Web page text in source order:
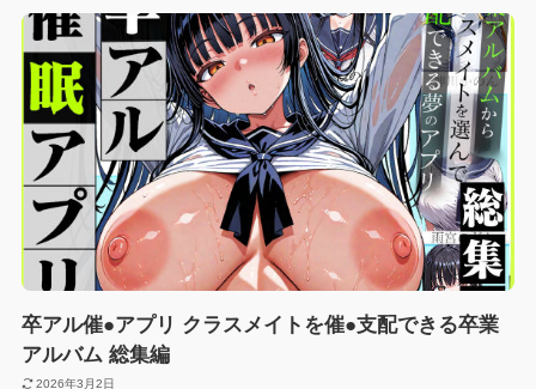
卒アル催●アプリ クラスメイトを催●支配できる卒業
アルバム 総集編
2026年3月2日